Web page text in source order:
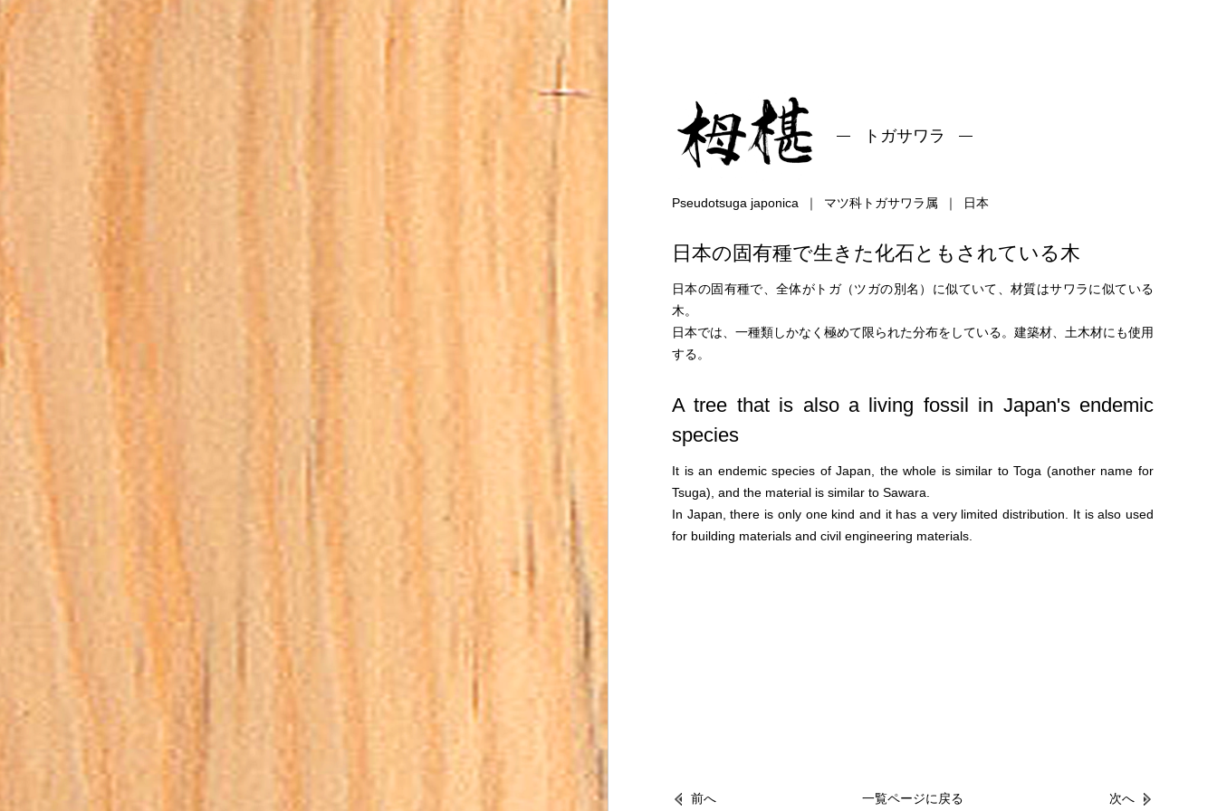
トガサワラ
Pseudotsuga japonica マツ科トガサワラ属 日本
日本の固有種で生きた化石ともされている木
日本の固有種で、全体がトガ（ツガの別名）に似ていて、材質はサワラに似ている
木。
日本では、一種類しかなく極めて限られた分布をしている。建築材、土木材にも使用
する。
A tree that is also a living fossil in Japan's endemic
species
It is an endemic species of Japan, the whole is similar to Toga (another name for
Tsuga), and the material is similar to Sawara.
In Japan, there is only one kind and it has a very limited distribution. It is also used
for building materials and civil engineering materials.
前へ 一覧ページに戻る 次へ